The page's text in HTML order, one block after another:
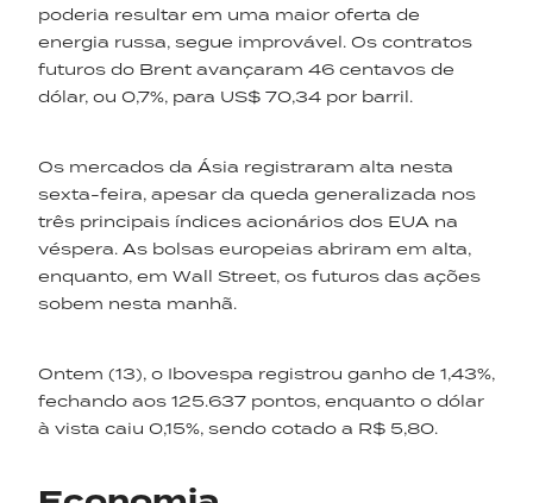
poderia resultar em uma maior oferta de
energia russa, segue improvável. Os contratos
futuros do Brent avançaram 46 centavos de
dólar, ou 0,7%, para US$ 70,34 por barril.
Os mercados da Ásia registraram alta nesta
sexta-feira, apesar da queda generalizada nos
três principais índices acionários dos EUA na
véspera. As bolsas europeias abriram em alta,
enquanto, em Wall Street, os futuros das ações
sobem nesta manhã.
Ontem (13), o Ibovespa registrou ganho de 1,43%,
fechando aos 125.637 pontos, enquanto o dólar
à vista caiu 0,15%, sendo cotado a R$ 5,80.